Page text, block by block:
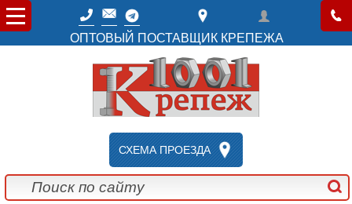
ОПТОВЫЙ ПОСТАВЩИК КРЕПЕЖА
СХЕМА ПРОЕЗДА